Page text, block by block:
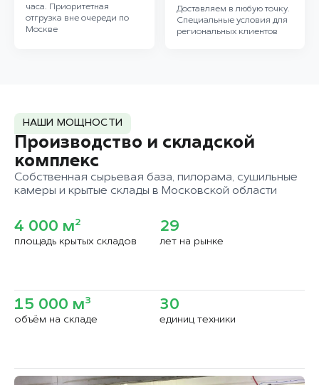
часа. Приоритетная
отгрузка вне очереди по
Москве
Доставляем в любую точку.
Специальные условия для
региональных клиентов
НАШИ МОЩНОСТИ
Производство и складской
комплекс
Собственная сырьевая база, пилорама, сушильные
камеры и крытые склады в Московской области
4 000 м²
площадь крытых складов
29
лет на рынке
15 000 м³
объём на складе
30
единиц техники